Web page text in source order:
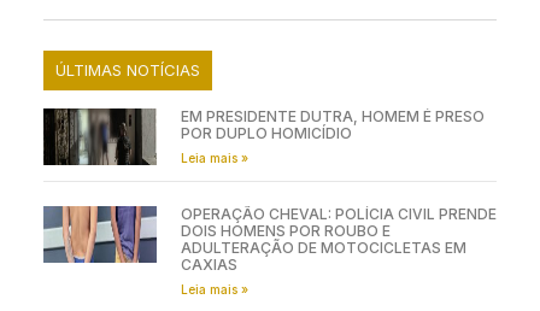
ÚLTIMAS NOTÍCIAS
EM PRESIDENTE DUTRA, HOMEM É PRESO
POR DUPLO HOMICÍDIO
Leia mais »
OPERAÇÃO CHEVAL: POLÍCIA CIVIL PRENDE
DOIS HOMENS POR ROUBO E
ADULTERAÇÃO DE MOTOCICLETAS EM
CAXIAS
Leia mais »